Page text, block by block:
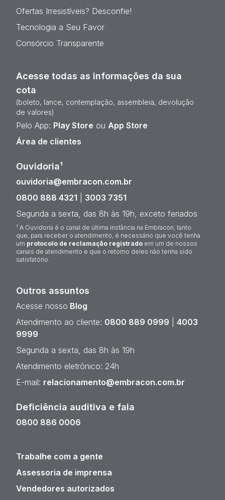
Ofertas Irresistíveis? Desconfie!
Tecnologia a Seu Favor
Consórcio Transparente
Acesse todas as informações da sua
cota
(boleto, lance, contemplação, assembleia, devolução
de valores)
Pelo App: Play Store ou App Store
Área de clientes
Ouvidoria¹
ouvidoria@embracon.com.br
0800 888 4321
3003 7351
Segunda a sexta, das 8h às 19h, exceto feriados
¹ A Ouvidoria é o canal de última instância na Embracon, tanto
que, para receber o atendimento, é necessário que você tenha
um protocolo de reclamação registrado em um de nossos
canais de atendimento e que o retorno deles não tenha sido
satisfatório.
Outros assuntos
Acesse nosso Blog
Atendimento ao cliente: 0800 889 0999
4003
9999
Segunda a sexta, das 8h às 19h
Atendimento eletrônico: 24h
E-mail: relacionamento@embracon.com.br
Deficiência auditiva e fala
0800 886 0006
Trabalhe com a gente
Assessoria de imprensa
Vendedores autorizados